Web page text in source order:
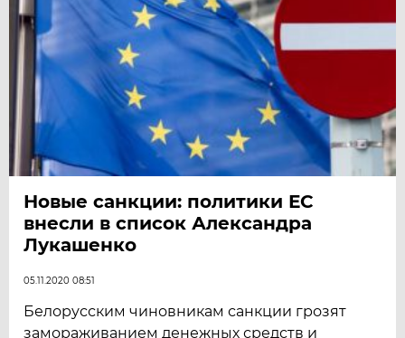
Новые санкции: политики ЕС
внесли в список Александра
Лукашенко
05.11.2020 08:51
Белорусским чиновникам санкции грозят
замораживанием денежных средств и